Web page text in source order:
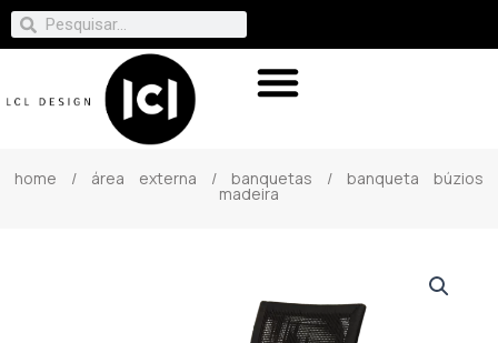
home / área externa / banquetas / banqueta búzios
madeira